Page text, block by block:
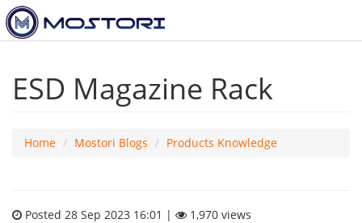
ESD Magazine Rack
Home Mostori Blogs Products Knowledge
Posted 28 Sep 2023 16:01 | 1,970 views